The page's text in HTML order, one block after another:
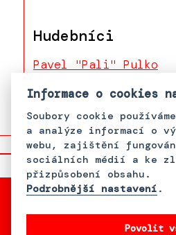
Hudebníci
Pavel "Pali" Pulko
Informace o cookies
Soubory cookie
a analýze informací o
webu, zajištění
sociálních médií a ke
přizpůsobení obsahu.
Podrobnější nastavení .
Povolit